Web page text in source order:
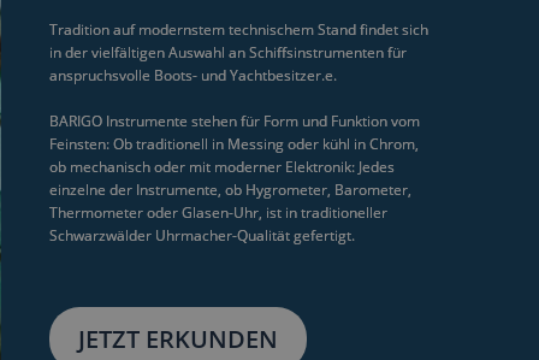
Tradition auf modernstem technischem Stand findet sich
in der vielfältigen Auswahl an Schiffsinstrumenten für
anspruchsvolle Boots- und Yachtbesitzer.e.
BARIGO Instrumente stehen für Form und Funktion vom
Feinsten: Ob traditionell in Messing oder kühl in Chrom,
ob mechanisch oder mit moderner Elektronik: Jedes
einzelne der Instrumente, ob Hygrometer, Barometer,
Thermometer oder Glasen-Uhr, ist in traditioneller
Schwarzwälder Uhrmacher-Qualität gefertigt.
JETZT ERKUNDEN